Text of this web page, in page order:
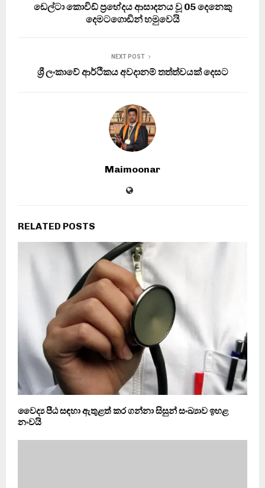
ඩෙල්ටා කොවිඩ් ප්‍රභේදය ආසාදනය වූ 05 දෙනෙකු
දෙමටගොඩින් හමුවෙයි
NEXT POST
ශ්‍රී ලංකාවේ ආර්ථිකය අවදානම් තත්ත්වයක් දෙසට
Maimoonar
RELATED POSTS
වෛද්‍ය පීඨ සඳහා ඇතුළත් කර ගන්නා සිසුන් සංඛ්‍යාව ඉහළ
නංවයි